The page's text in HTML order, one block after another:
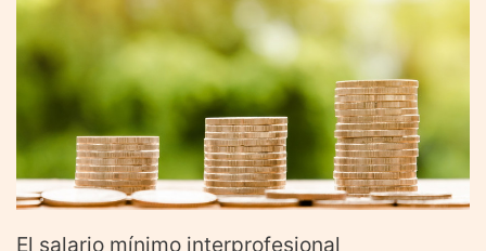
(2019-
El salario mínimo interprofesional